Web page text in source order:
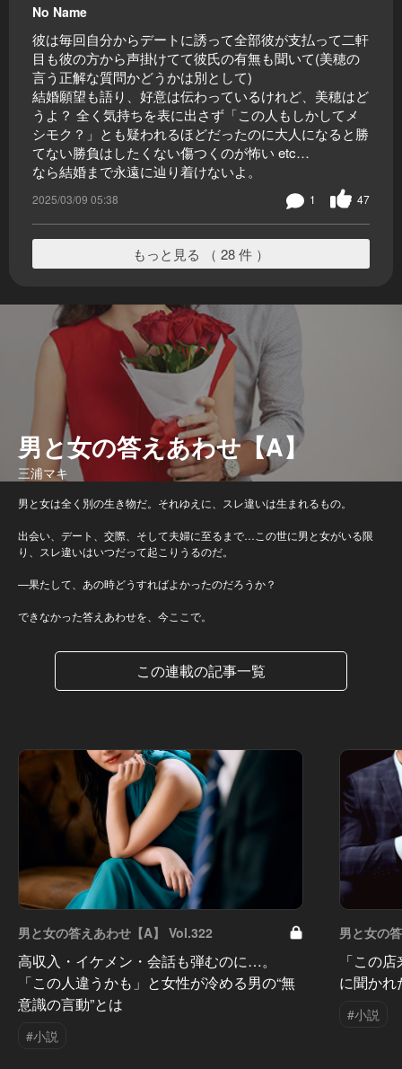
No Name
彼は毎回自分からデートに誘って全部彼が支払って二軒
目も彼の方から声掛けてて彼氏の有無も聞いて(美穂の
言う正解な質問かどうかは別として)
結婚願望も語り、好意は伝わっているけれど、美穂はど
うよ？ 全く気持ちを表に出さず「この人もしかしてメ
シモク？」とも疑われるほどだったのに大人になると勝
てない勝負はしたくない傷つくのが怖い etc…
なら結婚まで永遠に辿り着けないよ。
2025/03/09 05:38 47
1
もっと見る （ 28 件 ）
男と女の答えあわせ【A】
三浦マキ
男と女は全く別の生き物だ。それゆえに、スレ違いは生まれるもの。
出会い、デート、交際、そして夫婦に至るまで…この世に男と女がいる限
り、スレ違いはいつだって起こりうるのだ。
—果たして、あの時どうすればよかったのだろうか？
できなかった答えあわせを、今ここで。
この連載の記事一覧
男と女の答えあわせ【A】 Vol.322
高収入・イケメン・会話も弾むのに…。
「この人違うかも」と女性が冷める男の“無
意識の言動”とは
#小説
男と女の
「この
に聞か
#小説